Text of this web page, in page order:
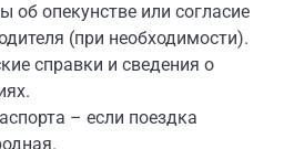
об опекунстве или согласие
(при необходимости).
справки и сведения о
– если поездка